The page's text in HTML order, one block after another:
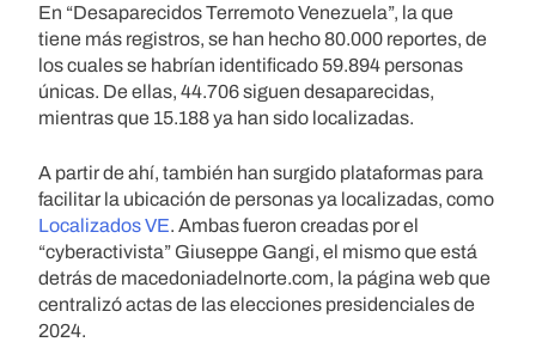
En “Desaparecidos Terremoto Venezuela”, la que
tiene más registros, se han hecho 80.000 reportes, de
los cuales se habrían identificado 59.894 personas
únicas. De ellas, 44.706 siguen desaparecidas,
mientras que 15.188 ya han sido localizadas.
A partir de ahí, también han surgido plataformas para
facilitar la ubicación de personas ya localizadas, como
Localizados VE. Ambas fueron creadas por el
“cyberactivista” Giuseppe Gangi, el mismo que está
detrás de macedoniadelnorte.com, la página web que
centralizó actas de las elecciones presidenciales de
2024.